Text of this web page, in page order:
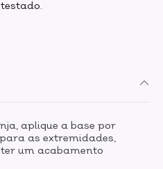
aplique a base por
as extremidades,
um acabamento